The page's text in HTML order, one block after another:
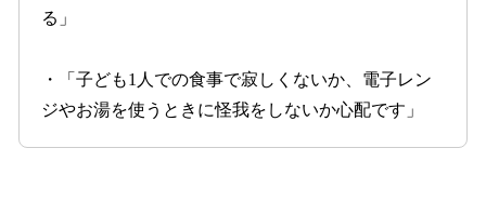
る」
・「子ども1人での食事で寂しくないか、電子レン
ジやお湯を使うときに怪我をしないか心配です」